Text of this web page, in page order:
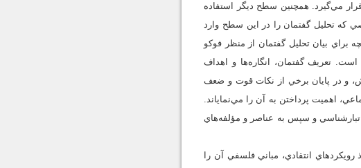
مي‌گيرد. همچنين سطح ديگر استفاده
كه تحليل گفتمان را در اين سطح وارد
براي بيان تحليل گفتمان از منظر فوكو
تعريف گفتمان، انگاره‌ها و اهداف
و در پايان برخي از نكات قوت و ضعف
اهميت پرداختن به آن را مي‌نماياند.
تبارشناسي و سپس به عناصر و مؤلفه‌هاي
انتقادي، مباني فلسفي آن را